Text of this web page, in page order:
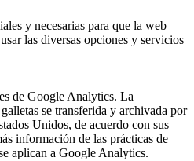
y necesarias para que la web
las diversas opciones y servicios
de Google Analytics. La
se transferida y archivada por
Unidos, de acuerdo con sus
información de las prácticas de
aplican a Google Analytics.